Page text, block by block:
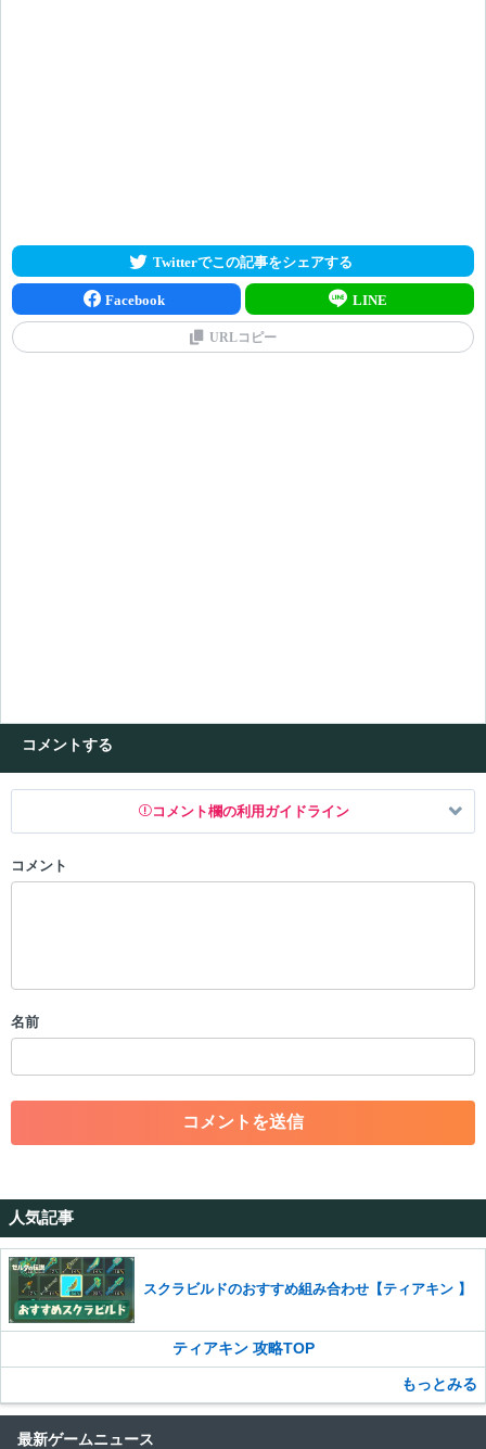
Twitterでこの記事をシェアする
Facebook LINE
URLコピー
コメントする
コメント欄の利用ガイドライン
以下の書き込みを禁止とし、場合によってはコメント削除や書き込み制
・一度削除された投稿を再び投稿すること
・アカウントの売買など金銭が絡む内容の投稿
・各ゲームのネタバレを含む内容の投稿
・その他、管理者が不適切と判断した投稿
コメントの削除を申請する
せていただきます。ご了承ください。
※一度削除したコメントは復元ができませんのでご注意くだ
さい。
また、過度な利用規約の違反や、弊社に損害の及ぶ内容の書き込みがあ
った場合は、法的措置をとらせていただく場合もございますので、あら
かじめご理解くださいませ。
コメント
名前
人気記事
スクラビルドのおすすめ組み合わせ【ティアキン 】
ティアキン 攻略TOP
もっとみる
最新ゲームニュース